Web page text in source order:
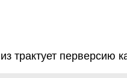
перверсию